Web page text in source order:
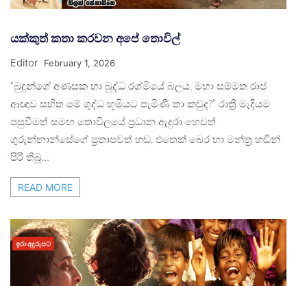
යක්කුත් කතා කරවන අපේ තොවිල්
Editor February 1, 2026
“බුදුන්ගේ අණසක හා බුද්ධ රශ්මියේ බලය, මහා සම්මත රාජ
ආඥාව සහිත මේ ශුද්ධ භූමියට පැමිණි තා කවුද?” ​රාත්‍රී මැදියම
පසුවීමත් සමඟ තොවිලයේ ප්‍රධාන ඇදුරා හෙවත්
ගුරුන්නාන්සේගේ ප්‍රතාපවත් හඬ, එතෙක් බෙර හා මන්ත්‍ර හඬින්
පිරී තිබූ…
READ MORE
ඉරා අදුරුපට